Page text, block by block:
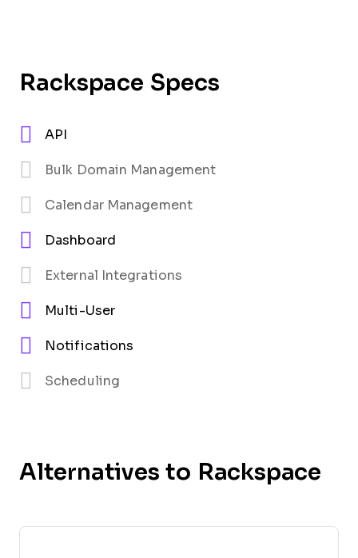
Rackspace Specs
API
Bulk Domain Management
Calendar Management
Dashboard
External Integrations
Multi-User
Notifications
Scheduling
Alternatives to Rackspace